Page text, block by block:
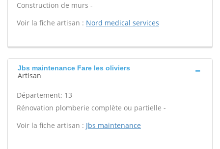
Construction de murs -
Voir la fiche artisan : Nord medical services
Jbs maintenance Fare les oliviers
Artisan
Département: 13
Rénovation plomberie complète ou partielle -
Voir la fiche artisan : Jbs maintenance